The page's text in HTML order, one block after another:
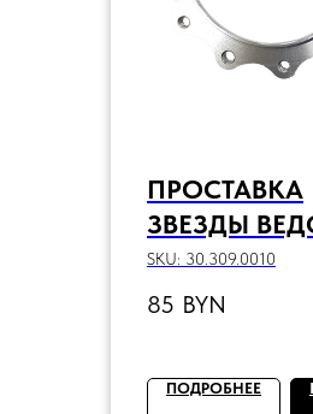
ПРОСТАВКА
ЗВЕЗДЫ
BSE
SKU: 30.309.0010
85 BYN
ПОДРОБНЕЕ